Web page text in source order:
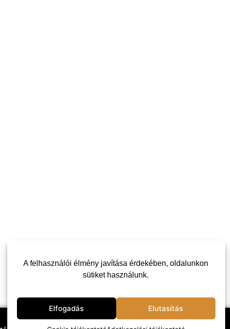
A felhasználói élmény javítása érdekében, oldalunkon
sütiket használunk.
Elfogadás Elutasítás